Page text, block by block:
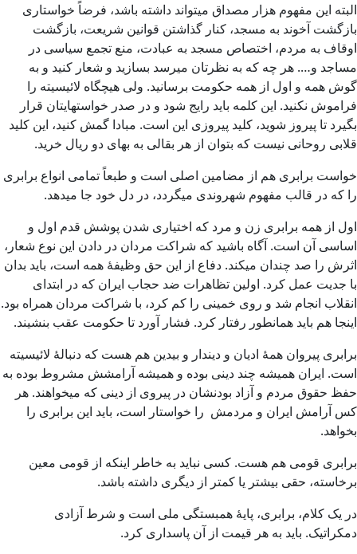
البته این مفهوم هزار مصداق میتواند داشته باشد، فرضاً خواستاری
بازگشت آخوند به مسجد، کنار گذاشتن قوانین شریعت، بازگشت
اوقاف به مردم، اختصاص مسجد به عبادت، منع تجمع سیاسی در
مساجد و…. هر چه که به نظرتان میرسد بسازید و شعار کنید و به
گوش همه و اول از همه حکومت برسانید. ولی هیچگاه لائیسیته را
فراموش نکنید. این کلمه باید رایج شود و در صدر خواستهایتان قرار
بگیرد تا پیروز شوید، کلید پیروزی این است. مبادا گمش کنید، این کلید
قلابی روحانی نیست که بتوان از هر بقالی به بهای دو ریال خرید.
خواست برابری هم از مضامین اصلی است و طبعاً تمامی انواع برابری
را که در قالب مفهوم شهروندی میگردد، در دل خود جا میدهد.
اول از همه برابری زن و مرد که اختیاری شدن پوشش قدم اول و
اساسی آن است. آگاه باشید که شراکت مردان در دادن این نوع شعار،
اثرش را صد چندان میکند. دفاع از این حق وظیفۀ همه است، باید بدان
با جدیت عمل کرد. اولین تظاهرات ضد حجاب ایران که در ابتدای
انقلاب انجام شد و روی خمینی را کم کرد، با شراکت مردان همراه بود.
اینجا هم باید همانطور رفتار کرد. فشار آورد تا حکومت عقب بنشیند.
برابری پیروان همۀ ادیان و دیندار و بیدین هم هست که دنبالۀ لائیسیته
است. ایران همیشه چند دینی بوده و همیشه آرامشش مشروط بوده به
حفظ حقوق مردم و آزاد بودنشان در پیروی از دینی که میخواهند. هر
کس آرامش ایران و مردمش را خواستار است، باید این برابری را
بخواهد.
برابری قومی هم هست. کسی نباید به خاطر اینکه از قومی معین
برخاسته، حقی بیشتر یا کمتر از دیگری داشته باشد.
در یک کلام، برابری، پایۀ همبستگی ملی است و شرط آزادی
دمکراتیک. باید به هر قیمت از آن پاسداری کرد.